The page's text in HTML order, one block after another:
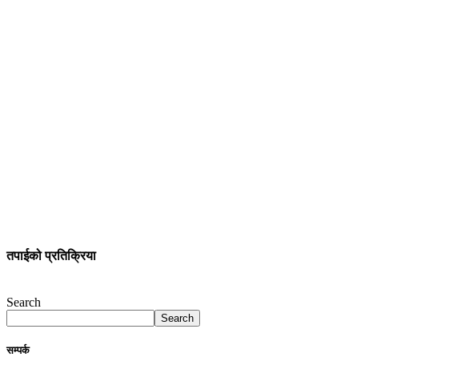
तपाईको प्रतिक्रिया
Search
Search
सम्पर्क